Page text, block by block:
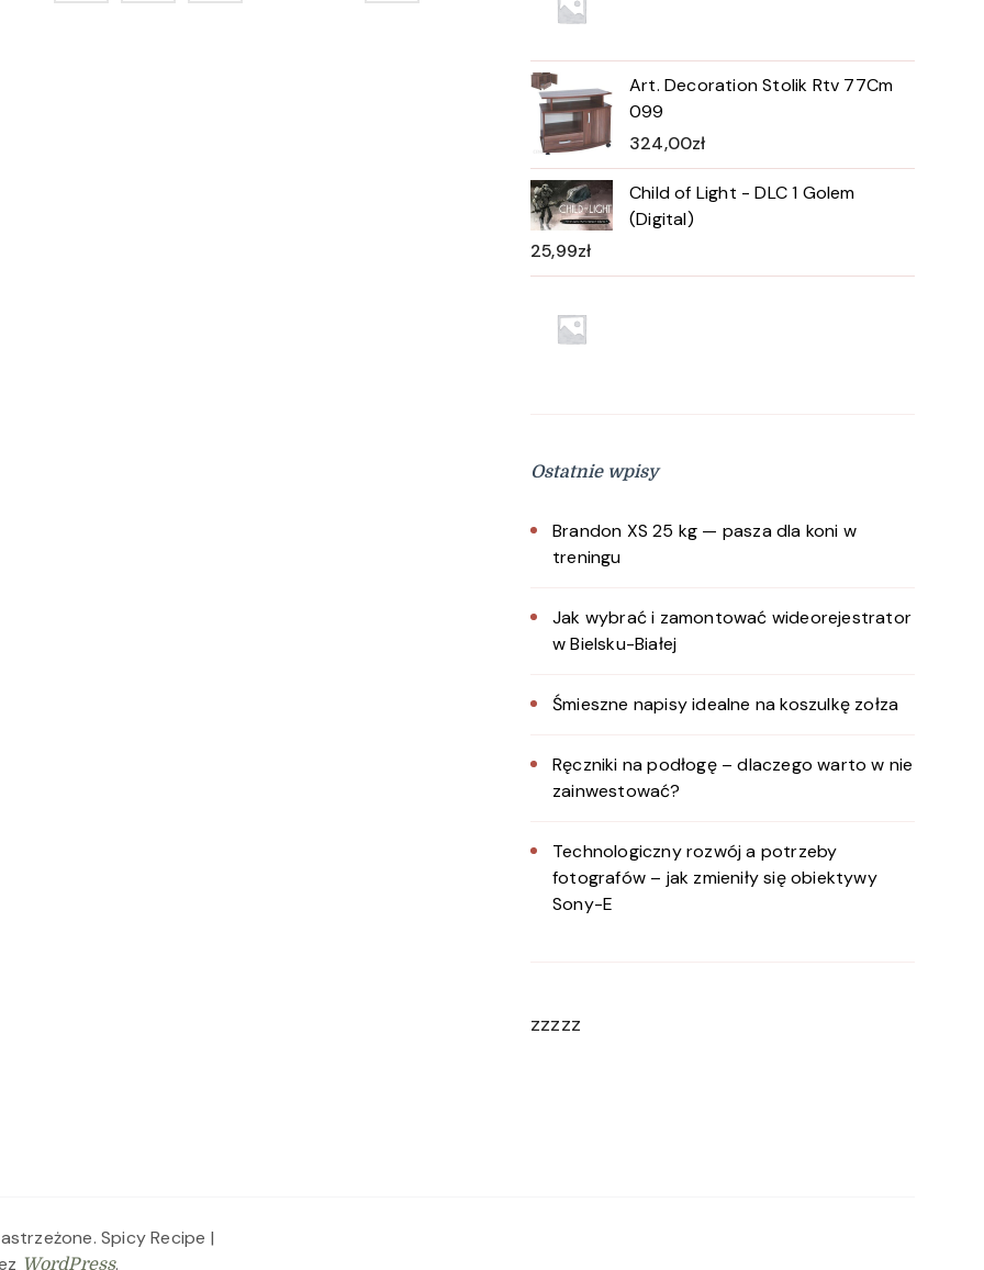
Art. Decoration Stolik Rtv 77Cm
099
324,00zł
Child of Light - DLC 1 Golem
(Digital)
25,99zł
Ostatnie wpisy
Brandon XS 25 kg — pasza dla koni w
treningu
Jak wybrać i zamontować wideorejestrator
w Bielsku-Białej
Śmieszne napisy idealne na koszulkę zołza
Ręczniki na podłogę – dlaczego warto w nie
zainwestować?
Technologiczny rozwój a potrzeby
fotografów – jak zmieniły się obiektywy
Sony-E
zzzzz
Spicy Recipe |
WordPress.